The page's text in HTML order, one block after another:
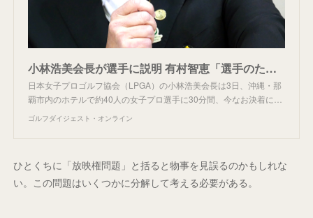
小林浩美会長が選手に説明 有村智恵「選手のため」と再確認／放映権問題
日本女子プロゴルフ協会（LPGA）の小林浩美会長は3日、沖縄・那
覇市内のホテルで約40人の女子プロ選手に30分間、今なお決着に…
ゴルフダイジェスト・オンライン
ひとくちに「放映権問題」と括ると物事を見誤るのかもしれな
い。この問題はいくつかに分解して考える必要がある。